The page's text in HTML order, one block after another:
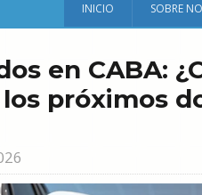
INICIO SOBRE
en CABA:
próximos